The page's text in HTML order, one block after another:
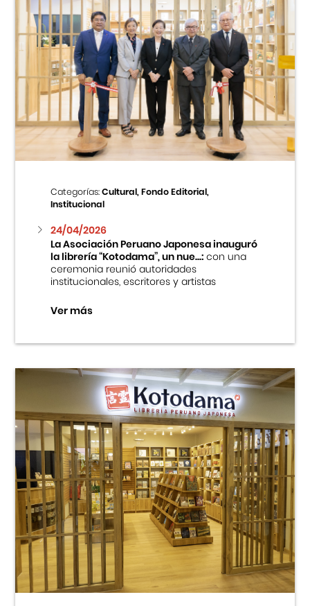
Categorías:Cultural, Fondo Editorial,
Institucional
24/04/2026
La Asociación Peruano Japonesa inauguró
la librería “Kotodama”, un nue...:con una
ceremonia reunió autoridades
institucionales, escritores y artistas
Ver más